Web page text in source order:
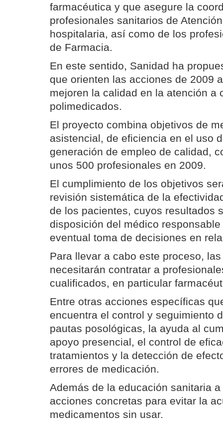
farmacéutica y que asegure la
profesionales sanitarios de
hospitalaria, así como de los
de Farmacia.
En este sentido, Sanidad ha
que orienten las acciones de 2009
mejoren la calidad en la atención a
polimedicados.
El proyecto combina objetivos de
asistencial, de eficiencia en el uso
generación de empleo de calidad,
unos 500 profesionales en 2009.
El cumplimiento de los objetivos
revisión sistemática de la
de los pacientes, cuyos resultados
disposición del médico
eventual toma de decisiones en
Para llevar a cabo este proceso,
necesitarán contratar a
cualificados, en particular
Entre otras acciones específicas
encuentra el control y seguimiento
pautas posológicas, la ayuda al
apoyo presencial, el control de
tratamientos y la detección de
errores de medicación.
Además de la educación sanitaria
acciones concretas para evitar la
medicamentos sin usar.